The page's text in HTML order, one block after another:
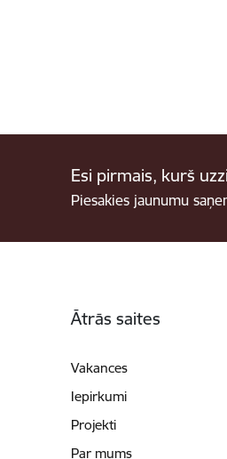
Esi pirmais, kurš
Piesakies jaunumu
Ātrās saites
Vakances
Iepirkumi
Projekti
Par mums